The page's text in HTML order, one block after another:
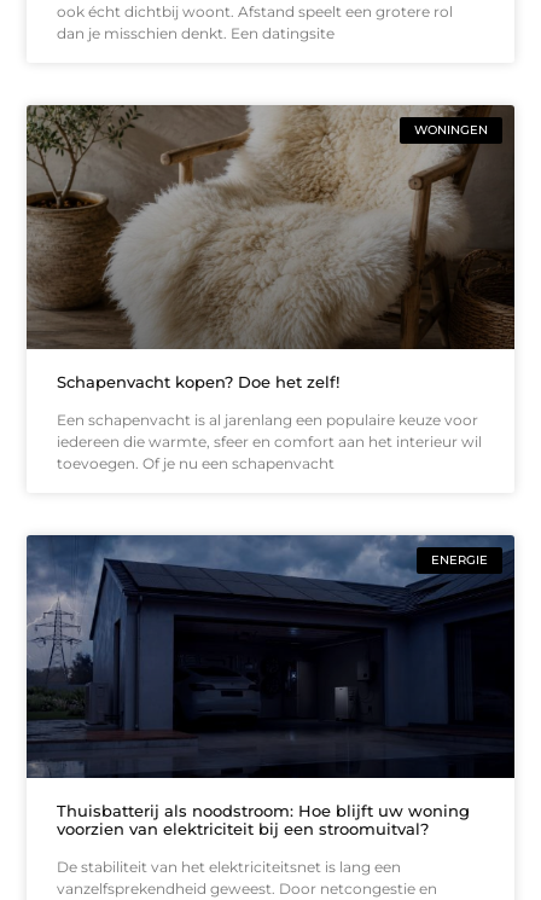
ook écht dichtbij woont. Afstand speelt een grotere rol
dan je misschien denkt. Een datingsite
WONINGEN
Schapenvacht kopen? Doe het zelf!
Een schapenvacht is al jarenlang een populaire keuze voor
iedereen die warmte, sfeer en comfort aan het interieur wil
toevoegen. Of je nu een schapenvacht
ENERGIE
Thuisbatterij als noodstroom: Hoe blijft uw woning
voorzien van elektriciteit bij een stroomuitval?
De stabiliteit van het elektriciteitsnet is lang een
vanzelfsprekendheid geweest. Door netcongestie en